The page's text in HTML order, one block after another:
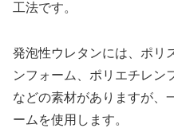
工法です。
発泡性ウレタンには、ポリ
ンフォーム、ポリエチレン
などの素材がありますが、
ームを使用します。